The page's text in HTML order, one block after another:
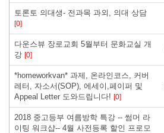
토론토 의대생- 전과목 과외, 의대 상담
[0]
다운스뷰 장로교회 5월부터 문화교실 개
강 [0]
*homeworkvan* 과제, 온라인코스, 커버
레터, 자소서(SOP), 에세이,페이퍼 및
Appeal Letter 도와드립니다! [0]
2018 중고등부 여름방학 특강 -- 썸머 라
이팅 워크샵-- 4월 사전등록 할인 프로모